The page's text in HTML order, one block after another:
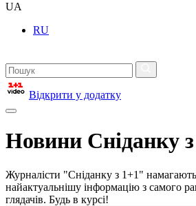
UA
RU
Відкрити у додатку
Новини Сніданку
Журналісти "Сніданку з 1+1"
найактуальнішу інформацію з самого
глядачів. Будь в курсі!